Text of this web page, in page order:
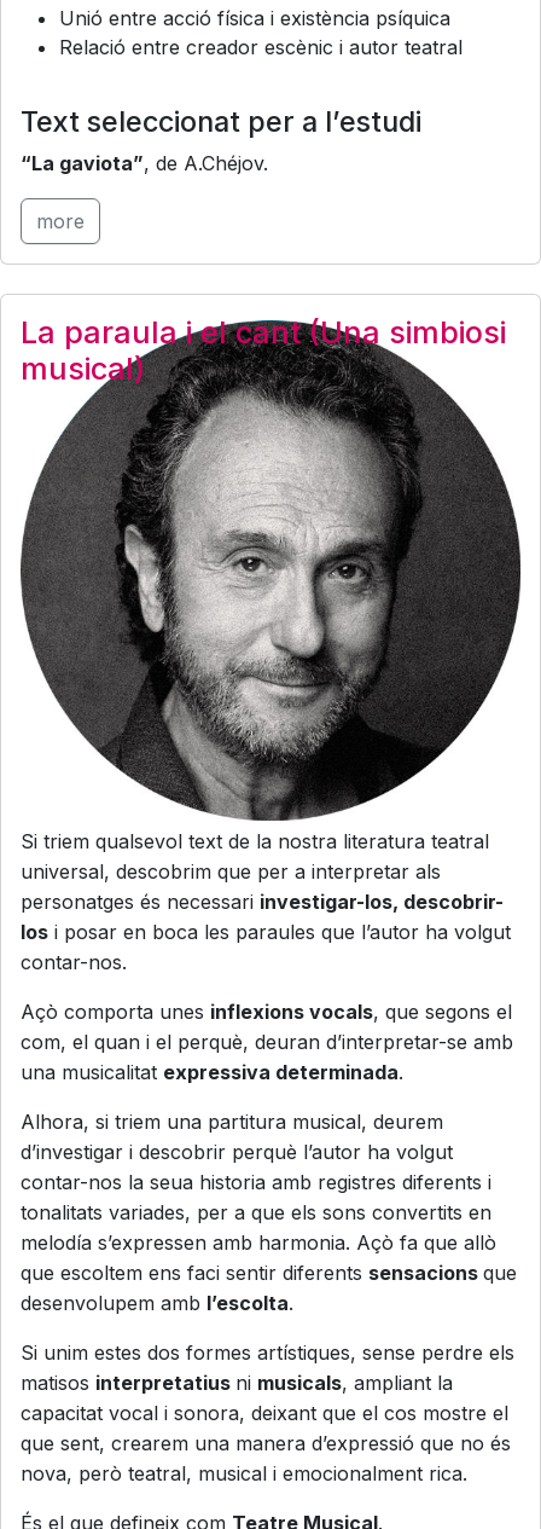
Unió entre acció física i existència psíquica
Relació entre creador escènic i autor teatral
Text seleccionat per a l’estudi
“La gaviota”, de A.Chéjov.
more
La paraula i el cant (Una simbiosi
musical)
Si triem qualsevol text de la nostra literatura teatral
universal, descobrim que per a interpretar als
personatges és necessari investigar-los, descobrir-
los i posar en boca les paraules que l’autor ha volgut
contar-nos.
Açò comporta unes inflexions vocals, que segons el
com, el quan i el perquè, deuran d’interpretar-se amb
una musicalitat expressiva determinada.
Alhora, si triem una partitura musical, deurem
d’investigar i descobrir perquè l’autor ha volgut
contar-nos la seua historia amb registres diferents i
tonalitats variades, per a que els sons convertits en
melodía s’expressen amb harmonia. Açò fa que allò
que escoltem ens faci sentir diferents sensacions que
desenvolupem amb l’escolta.
Si unim estes dos formes artístiques, sense perdre els
matisos interpretatius ni musicals, ampliant la
capacitat vocal i sonora, deixant que el cos mostre el
que sent, crearem una manera d’expressió que no és
nova, però teatral, musical i emocionalment rica.
És el que defineix com Teatre Musical.